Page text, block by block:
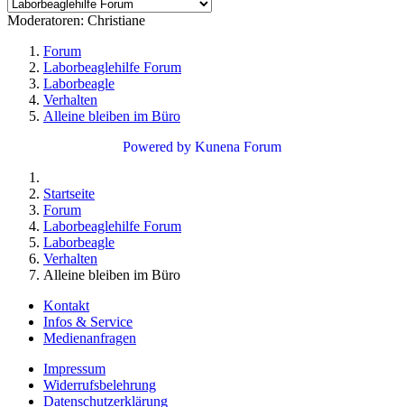
Moderatoren: Christiane
Forum
Laborbeaglehilfe Forum
Laborbeagle
Verhalten
Alleine bleiben im Büro
Powered by Kunena Forum
Startseite
Forum
Laborbeaglehilfe Forum
Laborbeagle
Verhalten
Alleine bleiben im Büro
Kontakt
Infos & Service
Medienanfragen
Impressum
Widerrufsbelehrung
Datenschutzerklärung